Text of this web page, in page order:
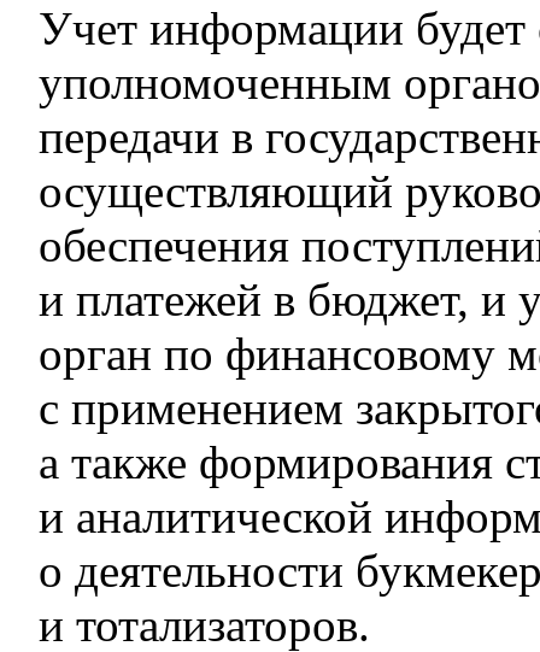
Учет информации будет
уполномоченным
передачи в
осуществляющий
обеспечения
и платежей в бюджет, и
орган по финансовому
с применением
а также формирования
и аналитической
о деятельности
и тотализаторов.